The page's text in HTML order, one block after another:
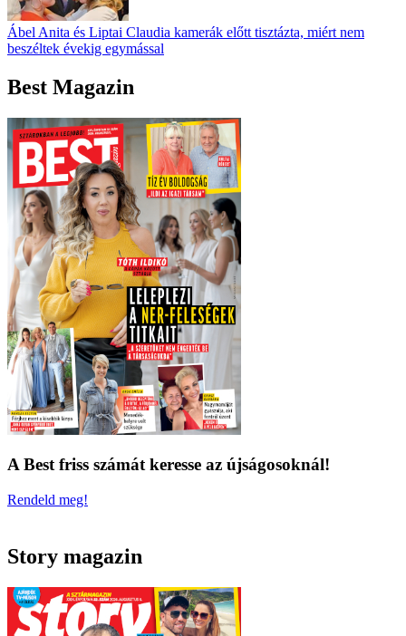
Ábel Anita és Liptai Claudia kamerák előtt tisztázta, miért nem
beszéltek évekig egymással
Best Magazin
A Best friss számát keresse az újságosoknál!
Rendeld meg!
Story magazin